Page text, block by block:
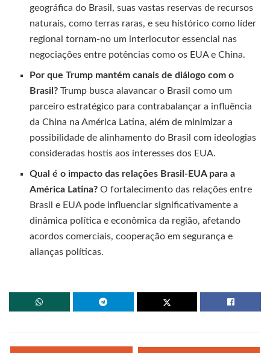
geográfica do Brasil, suas vastas reservas de recursos
naturais, como terras raras, e seu histórico como líder
regional tornam-no um interlocutor essencial nas
negociações entre potências como os EUA e China.
Por que Trump mantém canais de diálogo com o
Brasil? Trump busca alavancar o Brasil como um
parceiro estratégico para contrabalançar a influência
da China na América Latina, além de minimizar a
possibilidade de alinhamento do Brasil com ideologias
consideradas hostis aos interesses dos EUA.
Qual é o impacto das relações Brasil-EUA para a
América Latina? O fortalecimento das relações entre
Brasil e EUA pode influenciar significativamente a
dinâmica política e econômica da região, afetando
acordos comerciais, cooperação em segurança e
alianças políticas.